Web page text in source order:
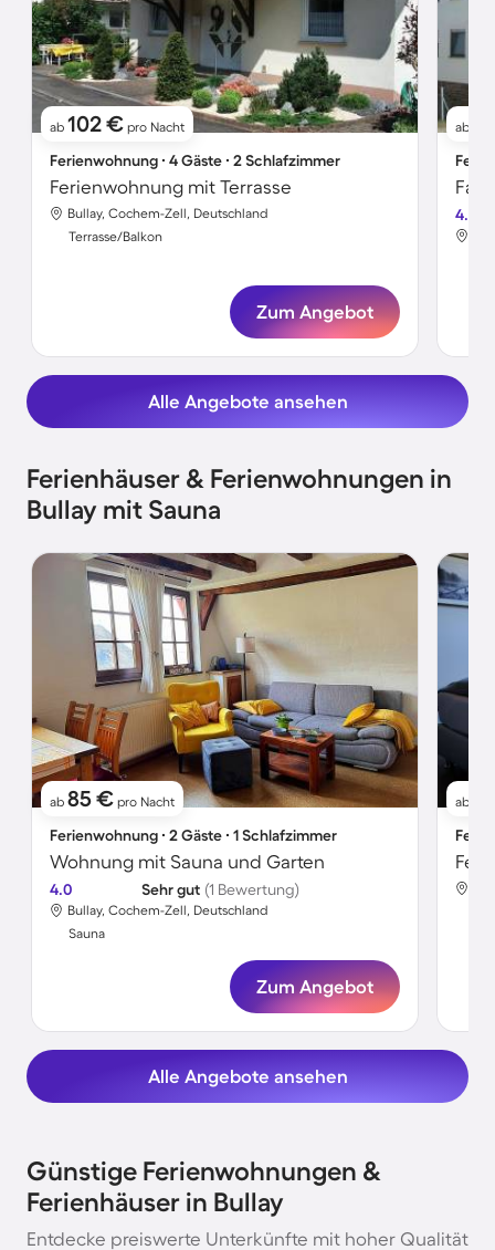
ab 102 € pro Nacht
Ferienwohnung ∙ 4 Gäste ∙ 2 Schlafzimmer
Ferienwohnung mit Terrasse
Bullay, Cochem-Zell, Deutschland
Terrasse/Balkon
Zum Angebot
ab
4.5
Alle Angebote ansehen
Ferienhäuser & Ferienwohnungen in
Bullay mit Sauna
ab 85 € pro Nacht
Ferienwohnung ∙ 2 Gäste ∙ 1 Schlafzimmer
Wohnung mit Sauna und Garten
4.0 Sehr gut (1 Bewertung)
Bullay, Cochem-Zell, Deutschland
Sauna
Zum Angebot
ab
Alle Angebote ansehen
Günstige Ferienwohnungen &
Ferienhäuser in Bullay
Entdecke preiswerte Unterkünfte mit hoher Qualität